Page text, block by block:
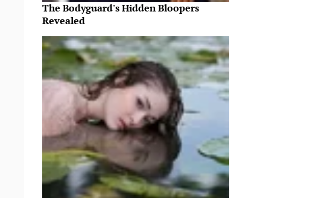
The Bodyguard's Hidden Bloopers
Revealed